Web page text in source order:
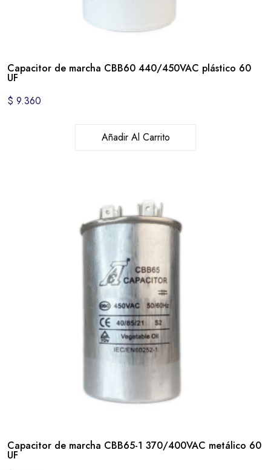
Capacitor de marcha CBB60 440/450VAC plástico 60
UF
$ 9.360
Añadir Al Carrito
Capacitor de marcha CBB65-1 370/400VAC metálico 60
UF